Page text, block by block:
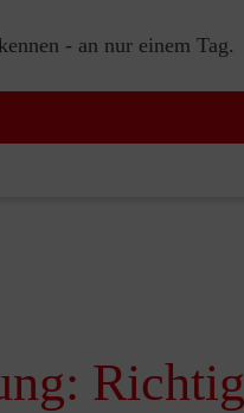
- an nur einem Tag.